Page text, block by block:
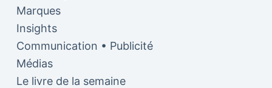
Marques
Insights
Communication • Publicité
Médias
Le livre de la semaine